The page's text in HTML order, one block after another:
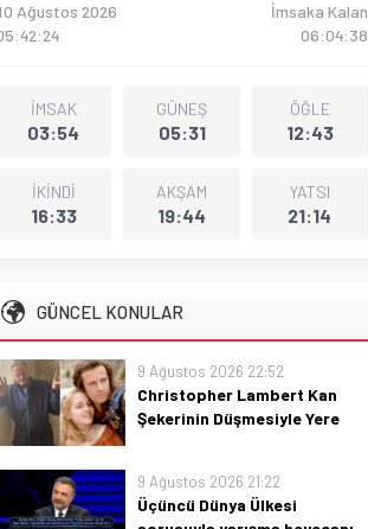
Ağustos 2026
İmsaka Kalan
06:04:37
İMSAK
03:54
GÜNEŞ
05:31
ÖĞLE
12:43
İKİNDİ
16:33
AKŞAM
19:44
YATSI
21:14
GÜNCEL KONULAR
9 Ağustos 2026 22:52
Christopher Lambert Kan
Şekerinin Düşmesiyle Yere
Christopher Lambert’in kan
şekeri düşerken yere yıkıldığı
olayın ayrıntılı ve haber değeri
9 Ağustos 2026 21:22
Üçüncü Dünya Ülkesi